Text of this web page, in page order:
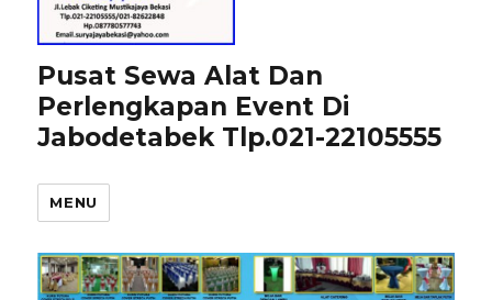
Pusat Sewa Alat Dan
Perlengkapan Event Di
Jabodetabek Tlp.021-22105555
MENU